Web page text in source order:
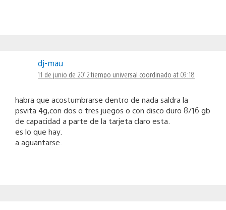
dj-mau
11 de junio de 2012 tiempo universal coordinado at 09:18
habra que acostumbrarse dentro de nada saldra la
psvita 4g,con dos o tres juegos o con disco duro 8/16 gb
de capacidad a parte de la tarjeta claro esta.
es lo que hay.
a aguantarse.